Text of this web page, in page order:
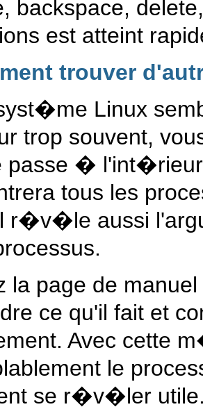
est atteint
trouver
Linux
trop souvent,
passe �
tous les
r�v�le aussi
la page de
ce qu'il fait et
Avec cette
le
se r�v�ler